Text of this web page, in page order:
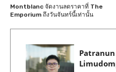
Montblanc จัดงานลดราคาที่ The
Emporium ถึงวันจันทร์นี้เท่านั้น